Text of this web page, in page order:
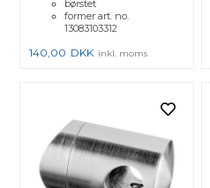
børstet
former art. no.
13083103312
140,00 DKK inkl. moms